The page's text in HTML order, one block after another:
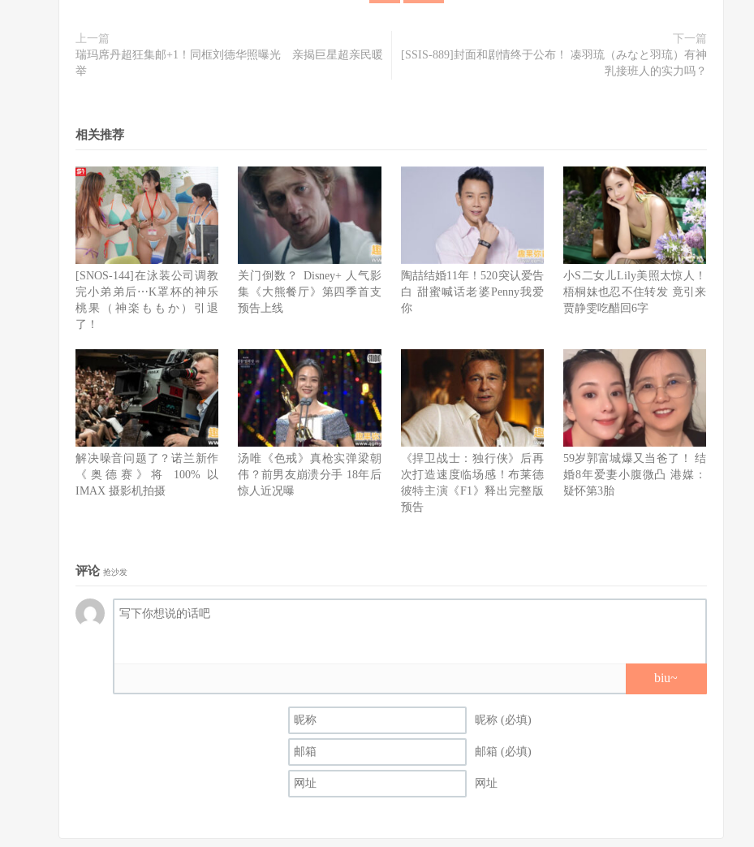
上一篇
瑞玛席丹超狂集邮+1！同框刘德华照曝光 亲揭巨星超亲民暖
举
下一篇
[SSIS-889]封面和剧情终于公布！ 凑羽琉（みなと羽琉）有神
乳接班人的实力吗？
相关推荐
[SNOS-144]在泳装公司调教
完小弟弟后⋯K罩杯的神乐
桃果（神楽ももか）引退
了！
关门倒数？ Disney+ 人气影
集《大熊餐厅》第四季首支
预告上线
陶喆结婚11年！520突认爱告
白 甜蜜喊话老婆Penny我爱
你
小S二女儿Lily美照太惊人！
梧桐妹也忍不住转发 竟引来
贾静雯吃醋回6字
解决噪音问题了？诺兰新作
《奥德赛》将 100% 以
IMAX 摄影机拍摄
汤唯《色戒》真枪实弹梁朝
伟？前男友崩溃分手 18年后
惊人近况曝
《捍卫战士：独行侠》后再
次打造速度临场感！布莱德
彼特主演《F1》释出完整版
预告
59岁郭富城爆又当爸了！ 结
婚8年爱妻小腹微凸 港媒：
疑怀第3胎
评论 抢沙发
biu~
昵称 (必填)
邮箱 (必填)
网址